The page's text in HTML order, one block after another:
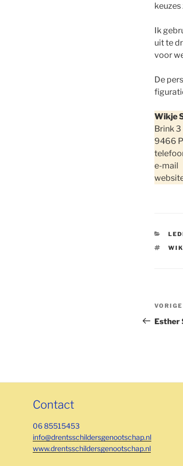
Ik
uit te
voor
De
Wikje
Brink 3
9466
e-
Vorig
bericht
VORIGE
Esther
Contact
06 85515453
info@drentsschildersgenootschap.nl
www.drentsschildersgenootschap.nl